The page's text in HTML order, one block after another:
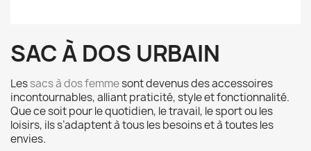
SAC À DOS URBAIN
Lessacs à dos femmesont devenus des accessoires
incontournables, alliant praticité, style et fonctionnalité.
Que ce soit pour le quotidien, le travail, le sport ou les
loisirs, ils s’adaptent à tous les besoins et à toutes les
envies.